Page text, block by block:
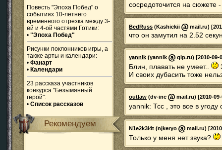
Повесть "Эпоха Побед" о
событиях 10-летнего
временного отрезка между 3-
ей и 4-ой частями Готики:
• "Эпоха Побед"
Рисунки поклонников игры, а
также арты и календари:
• Фанарт
• Календари
23 рассказа участников
конкурса "Безымянный
герой":
• Список рассказов
Рекомендуем
сосредоточится на сюжете
BedRuss (Kashickii mail.ru)
что он замутил на 2.52
yannik (yannik qip.ru) [2010-09-
Блин, плавать не умеет..
И своих дубасить тоже
outlaw (dv-inc mail.ru) [2010-
yannik: Тсс , это все в
N1e2k3i4t (njkeryo mail.ru)
Только у меня нет звука?